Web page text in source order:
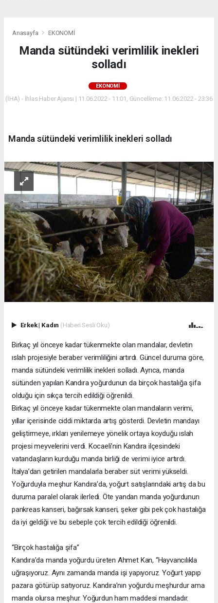
Anasayfa EKONOMİ
Manda sütündeki verimlilik inekleri
solladı
EKONOMİ
(İHA) - İhlas Haber Ajansı | 11.06.2022 - 11:01, Güncelleme: 11.06.2022 - 23:36
Manda sütündeki verimlilik inekleri solladı
Erkek| Kadın (Haberi Sesli Oku)
Birkaç yıl önceye kadar tükenmekte olan mandalar, devletin
ıslah projesiyle beraber verimliliğini artırdı. Güncel duruma göre,
manda sütündeki verimlilik inekleri solladı. Ayrıca, manda
sütünden yapılan Kandıra yoğurdunun da birçok hastalığa şifa
olduğu için sıkça tercih edildiği öğrenildi.
Birkaç yıl önceye kadar tükenmekte olan mandaların verimi,
yıllar içerisinde ciddi miktarda artış gösterdi. Devletin mandayı
geliştirmeye, ırkları yenilemeye yönelik ortaya koyduğu ıslah
projesi meyvelerini verdi. Kocaeli’nin Kandıra ilçesindeki
vatandaşların kurduğu manda birliği de verimi iyice artırdı.
İtalya’dan getirilen mandalarla beraber süt verimi yükseldi.
Yoğurduyla meşhur Kandıra’da, yoğurt satışlarındaki artış da bu
duruma paralel olarak ilerledi. Öte yandan manda yoğurdunun
pankreas kanseri, bağırsak kanseri, şeker gibi pek çok hastalığa
da iyi geldiği ve bu sebeple çok tercih edildiği öğrenildi.
“Birçok hastalığa şifa”
Kandıra’da manda yoğurdu üreten Ahmet Kan, “Hayvancılıkla
uğraşıyoruz. Aynı zamanda manda işi yapıyoruz. Yoğurt yapıp
pazara götürüp satıyoruz. Kandıra’nın yoğurdu meşhurdur ama
manda olursa meşhur. Yoğurdun ham maddesi mandadır.